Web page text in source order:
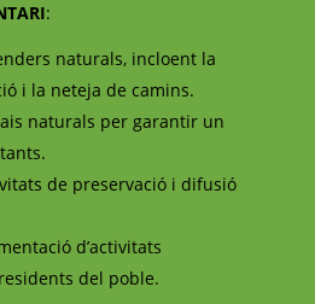
:
naturals, incloent la
i la neteja de camins.
naturals per garantir un
de preservació i difusió
d’activitats
del poble.